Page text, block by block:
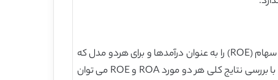
جدول 2 نتایج حاصل از مدل بی ثباتی درآمدها را در رابطه (1) برای هر دو مورد بازده و دارایی ها (ROA) و بازده به حقوق صاحبان سهام (ROE) را به عنوان درآمدها و برای هردو مدل که
شامل متغییر ساختگی (به نام مدل 1) نیست و مدل شامل متغییر ساختگی برای پیچیدگی (به نام مدل 2) است نشان می دهد. با بررسی نتایج کلی هر دو مورد ROA و ROE می توان